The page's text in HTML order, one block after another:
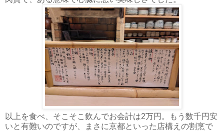
以上を食べ、そこそこ飲んでお会計は2万円。もう数千円安
いと有難いのですが、まさに京都といった店構えの割烹で